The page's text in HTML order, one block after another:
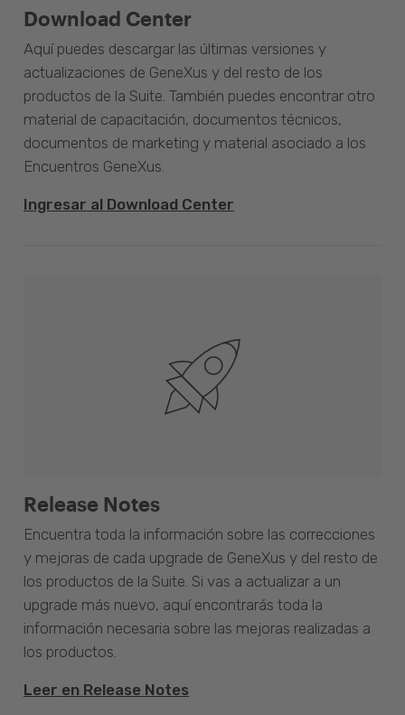
Download Center
Aquí puedes descargar las últimas versiones y
actualizaciones de GeneXus y del resto de los
productos de la Suite. También puedes encontrar otro
material de capacitación, documentos técnicos,
documentos de marketing y material asociado a los
Encuentros GeneXus.
Ingresar al Download Center
Release Notes
Encuentra toda la información sobre las correcciones
y mejoras de cada upgrade de GeneXus y del resto de
los productos de la Suite. Si vas a actualizar a un
upgrade más nuevo, aquí encontrarás toda la
información necesaria sobre las mejoras realizadas a
los productos.
Leer en Release Notes